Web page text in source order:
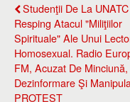
Studenţii De La UNATC
Resping Atacul "miliţiilor
Spirituale" Ale Unui
Homosexual. Radio
FM, Acuzat De Minciună,
Dezinformare Şi
PROTEST